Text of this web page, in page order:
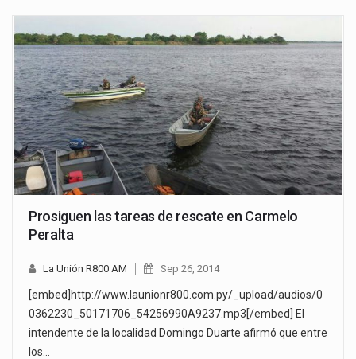
Prosiguen las tareas de rescate en Carmelo
Peralta
La Unión R800 AM Sep 26, 2014
[embed]http://www.launionr800.com.py/_upload/audios/0
0362230_50171706_54256990A9237.mp3[/embed] El
intendente de la localidad Domingo Duarte afirmó que entre
los…